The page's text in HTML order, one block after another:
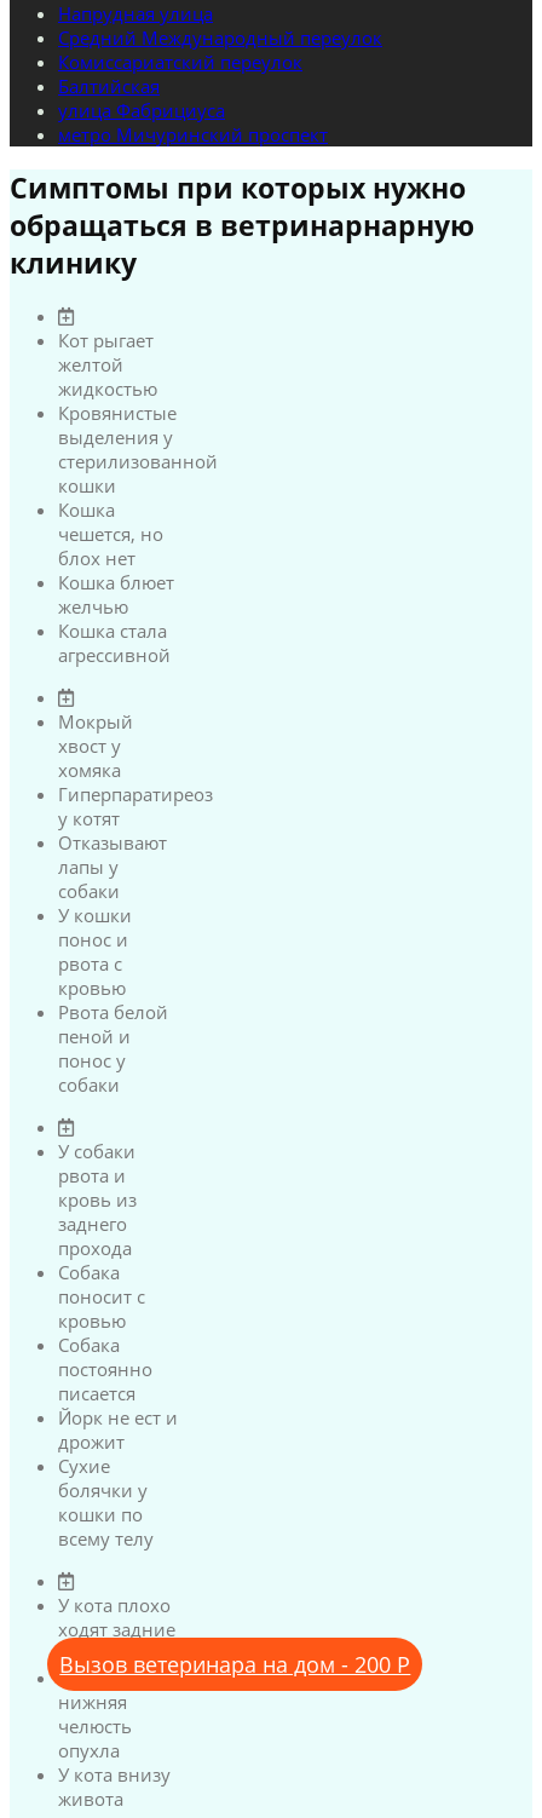
Вызов ветеринара на дом - 200 Р
Напрудная улица
Средний Международный переулок
Комиссариатский переулок
Балтийская
улица Фабрициуса
метро Мичуринский проспект
Симптомы при которых нужно
обращаться в ветринарнарную
клинику
Кот рыгает
желтой
жидкостью
Кровянистые
выделения у
стерилизованной
кошки
Кошка
чешется, но
блох нет
Кошка блюет
желчью
Кошка стала
агрессивной
Мокрый
хвост у
хомяка
Гиперпаратиреоз
у котят
Отказывают
лапы у
собаки
У кошки
понос и
рвота с
кровью
Рвота белой
пеной и
понос у
собаки
У собаки
рвота и
кровь из
заднего
прохода
Собака
поносит с
кровью
Собака
постоянно
писается
Йорк не ест и
дрожит
Сухие
болячки у
кошки по
всему телу
У кота плохо
ходят задние
лапы
У кота
нижняя
челюсть
опухла
У кота внизу
живота